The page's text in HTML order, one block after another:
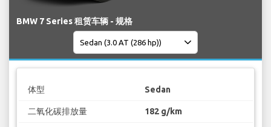
BMW 7 Series 租赁车辆 - 规格
体型 Sedan
二氧化碳排放量 182 g/km